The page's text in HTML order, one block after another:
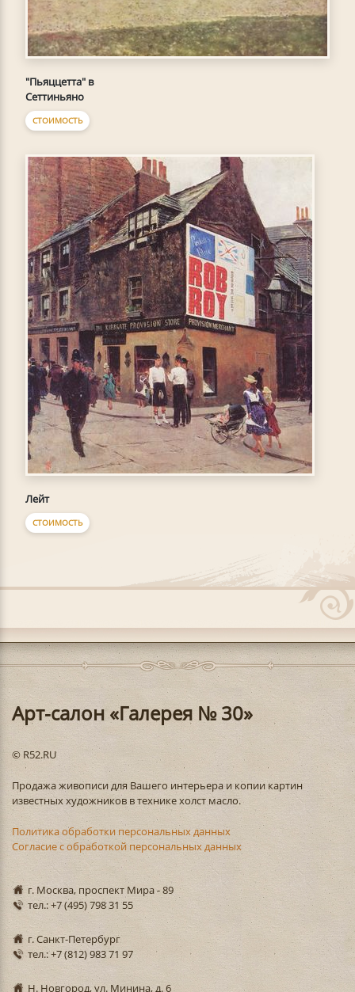
"Пьяццетта" в
Сеттиньяно
СТОИМОСТЬ
Лейт
СТОИМОСТЬ
Арт-салон «Галерея № 30»
© R52.RU
Продажа живописи для Вашего интерьера и копии картин
известных художников в технике холст масло.
Политика обработки персональных данных
Согласие с обработкой персональных данных
г. Москва, проспект Мира - 89
тел.: +7 (495) 798 31 55
г. Санкт-Петербург
тел.: +7 (812) 983 71 97
Н. Новгород, ул. Минина, д. 6